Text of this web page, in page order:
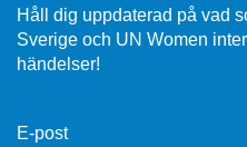
Håll dig uppdaterad på vad
Sverige och UN Women
händelser!
E-post